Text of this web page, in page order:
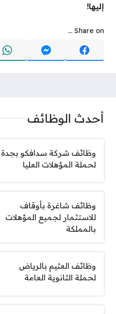
إليها!
Share on ...
أحدث الوظائف
وظائف شركة سدافكو بجدة
لحملة المؤهلات العليا
وظائف شاغرة بأوقاف
للاستثمار لجميع المؤهلات
بالمملكة
وظائف العثيم بالرياض
لحملة الثانوية العامة